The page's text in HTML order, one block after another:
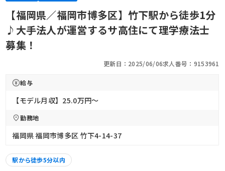
【福岡県／福岡市博多区】竹下駅から徒歩1分
♪大手法人が運営するサ高住にて理学療法士
募集！
更新日：2025/06/06求人番号：9153961
給与
【モデル月収】25.0万円〜
勤務地
福岡県 福岡市博多区 竹下4-14-37
駅から徒歩5分以内